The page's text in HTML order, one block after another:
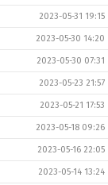
2023-05-31 19:15
2023-05-30 14:20
2023-05-30 07:31
2023-05-23 21:57
2023-05-21 17:53
2023-05-18 09:26
2023-05-16 22:05
2023-05-14 13:24